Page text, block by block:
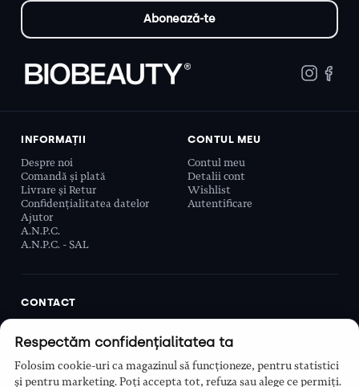
INFORMAȚII
Despre noi
Comandă și plată
Livrare și Retur
Confidențialitatea datelor
Ajutor
A.N.P.C.
A.N.P.C. - SAL
CONTUL MEU
Contul meu
Detalii cont
Wishlist
Autentificare
CONTACT
Sector 6, București, România
Program
Respectăm confidențialitatea ta
Folosim cookie-uri ca magazinul să funcționeze, pentru statistici
și pentru marketing. Poți accepta tot, refuza sau alege ce permiți.